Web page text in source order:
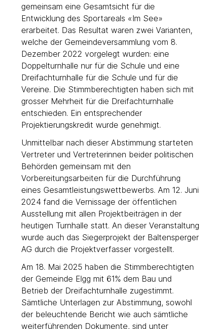
gemeinsam eine Gesamtsicht für die
Entwicklung des Sportareals «Im See»
erarbeitet. Das Resultat waren zwei Varianten,
welche der Gemeindeversammlung vom 8.
Dezember 2022 vorgelegt wurden: eine
Doppelturnhalle nur für die Schule und eine
Dreifachturnhalle für die Schule und für die
Vereine. Die Stimmberechtigten haben sich mit
grosser Mehrheit für die Dreifachturnhalle
entschieden. Ein entsprechender
Projektierungskredit wurde genehmigt.
Unmittelbar nach dieser Abstimmung starteten
Vertreter und Vertreterinnen beider politischen
Behörden gemeinsam mit den
Vorbereitungsarbeiten für die Durchführung
eines Gesamtleistungswettbewerbs. Am 12. Juni
2024 fand die Vernissage der öffentlichen
Ausstellung mit allen Projektbeiträgen in der
heutigen Turnhalle statt. An dieser Veranstaltung
wurde auch das Siegerprojekt der Baltensperger
AG durch die Projektverfasser vorgestellt.
Am 18. Mai 2025 haben die Stimmberechtigten
der Gemeinde Elgg mit 61% dem Bau und
Betrieb der Dreifachturnhalle zugestimmt.
Sämtliche Unterlagen zur Abstimmung, sowohl
der beleuchtende Bericht wie auch sämtliche
weiterführenden Dokumente, sind unter